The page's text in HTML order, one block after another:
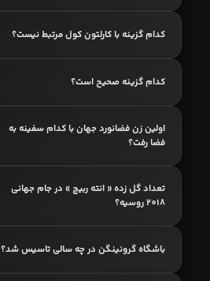
کدام گزینه با کارلتون کول مرتبط نیست؟
کدام گزینه صحیح است؟
اولین زن فضانورد جهان با کدام سفینه به
فضا رفت؟
تعداد گل زده « انته ربیچ » در جام جهانی
2018 روسیه؟
باشگاه گرونینگن در چه سالی تاسیس شد؟